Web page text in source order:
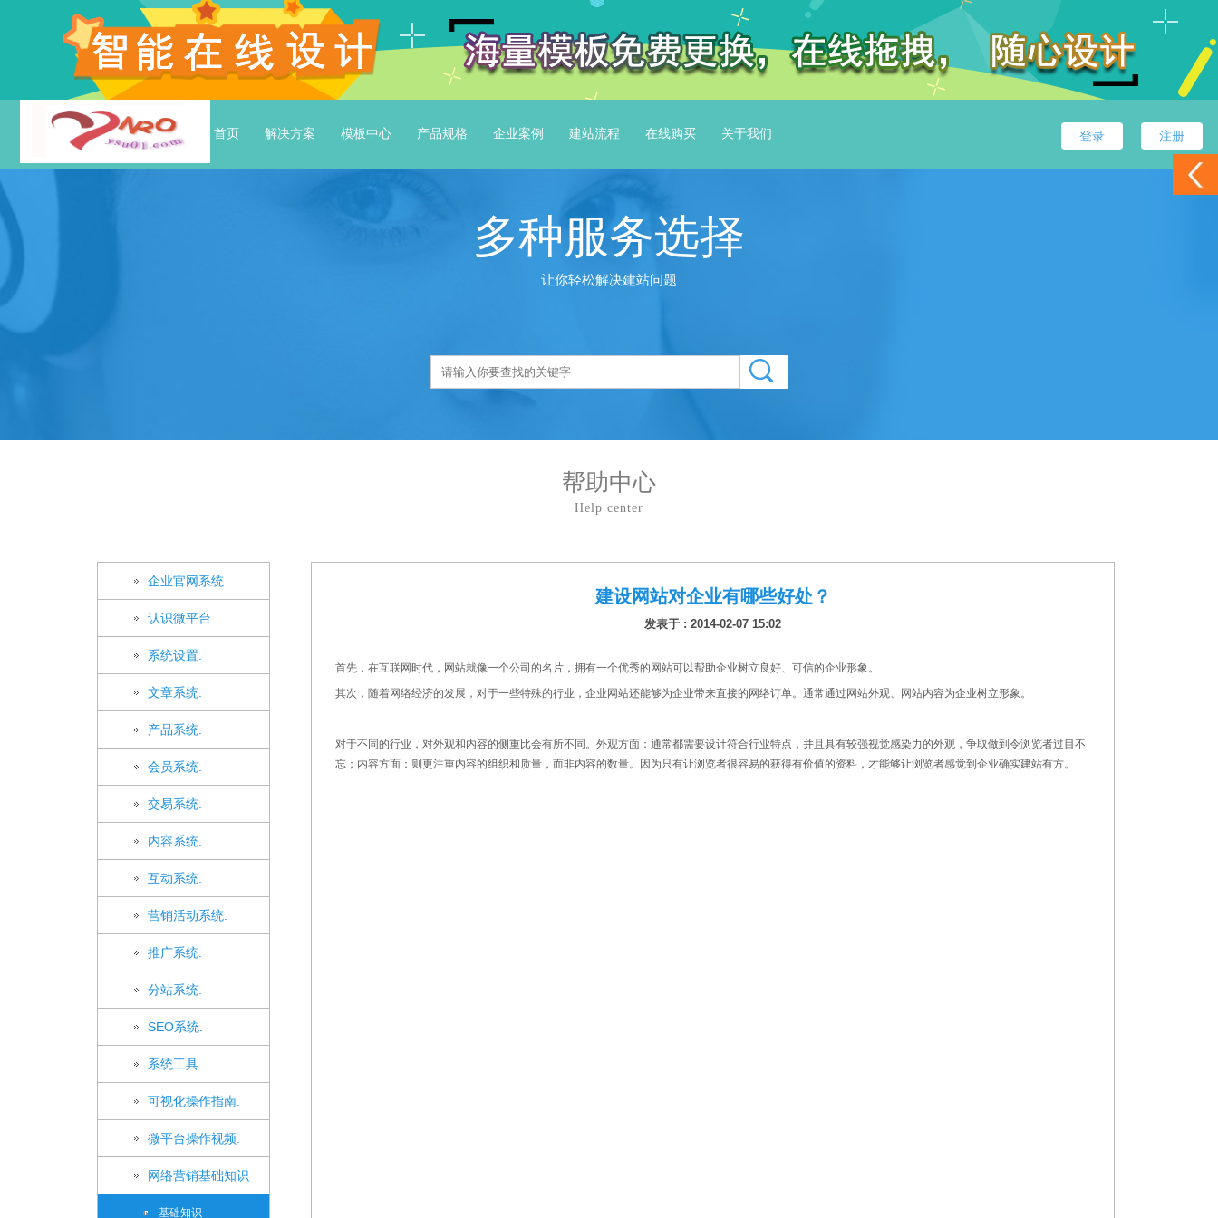
首页 解决方案 模板中心 产品规格 企业案例 建站流程 在线购买 关于我们 登录 注册
多种服务选择
让你轻松解决建站问题
帮助中心
Help center
企业官网系统
认识微平台
系统设置.
文章系统.
产品系统.
会员系统.
交易系统.
内容系统.
互动系统.
营销活动系统.
推广系统.
分站系统.
SEO系统.
系统工具.
可视化操作指南.
微平台操作视频.
网络营销基础知识
基础知识
建设网站对企业有哪些好处？
发表于 : 2014-02-07 15:02
首先，在互联网时代，网站就像一个公司的名片，拥有一个优秀的网站可以帮助企业树立良好、可信的企业形象。
其次，随着网络经济的发展，对于一些特殊的行业，企业网站还能够为企业带来直接的网络订单。 通常通过网站外观、网站内容为企业树立形象。
对于不同的行业，对外观和内容的侧重比会有所不同。外观方面：通常都需要设计符合行业特点，并且具有较强视觉感染力的外观，争取做到令浏览者过目不
忘；内容方面：则更注重内容的组织和质量，而非内容的数量。因为只有让浏览者很容易的获得有价值的资料，才能够让浏览者感觉到企业确实建站有方。